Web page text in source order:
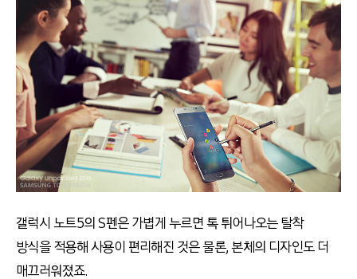
갤럭시 노트5의 S펜은 가볍게 누르면 톡 튀어나오는 탈착
방식을 적용해 사용이 편리해진 것은 물론, 본체의 디자인도 더
매끄러워졌죠.